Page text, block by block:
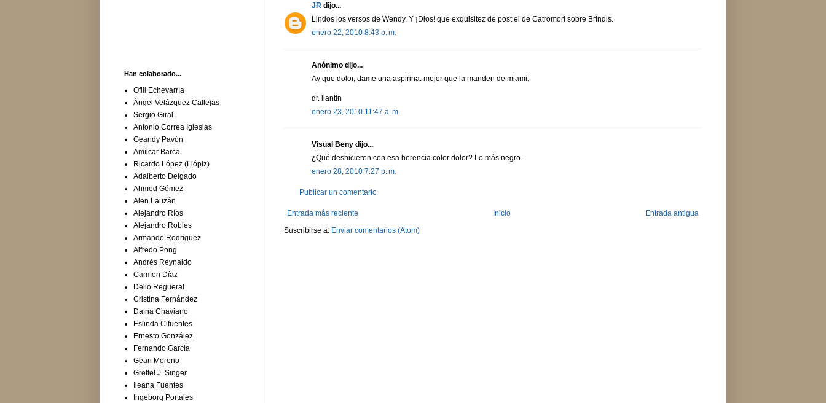
JR dijo...
Lindos los versos de Wendy. Y ¡Dios! que exquisitez de post el de Catromori sobre Brindis.
enero 22, 2010 8:43 p. m.
Anónimo dijo...
Ay que dolor, dame una aspirina. mejor que la manden de miami.
dr. llantin
enero 23, 2010 11:47 a. m.
Visual Beny dijo...
¿Qué deshicieron con esa herencia color dolor? Lo más negro.
enero 28, 2010 7:27 p. m.
Publicar un comentario
Entrada más reciente Entrada antigua
Inicio
Suscribirse a: Enviar comentarios (Atom)
Han colaborado...
Ofill Echevarría
Ángel Velázquez Callejas
Sergio Giral
Antonio Correa Iglesias
Geandy Pavón
Amílcar Barca
Ricardo López (Llópiz)
Adalberto Delgado
Ahmed Gómez
Alen Lauzán
Alejandro Ríos
Alejandro Robles
Armando Rodríguez
Alfredo Pong
Andrés Reynaldo
Carmen Díaz
Delio Regueral
Cristina Fernández
Daína Chaviano
Eslinda Cifuentes
Ernesto González
Fernando García
Gean Moreno
Grettel J. Singer
Ileana Fuentes
Ingeborg Portales